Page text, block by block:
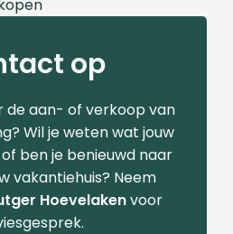
op
de aan- of verkoop van
Wil je weten wat jouw
ben je benieuwd naar
vakantiehuis? Neem
Hoevelakenvoor